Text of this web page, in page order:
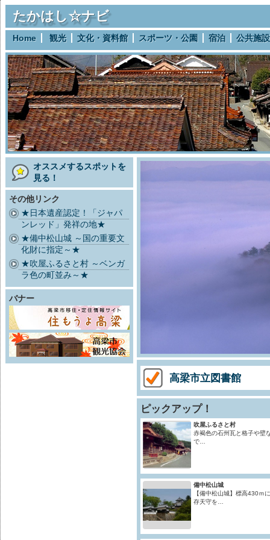
たかはし☆ナビ
Home 観光 文化・資料館 スポーツ・公園 宿泊 公共施設
オススメするスポットを
見る！
その他リンク
★日本遺産認定！「ジャパ
ンレッド」発祥の地★
★備中松山城 ～国の重要文
化財に指定～★
★吹屋ふるさと村 ～ベンガ
ラ色の町並み～★
バナー
高梁市立図書館
ピックアップ！
吹屋ふるさと村
赤褐色の石州瓦と格子や壁
で…
備中松山城
【備中松山城】標高430ｍ
存天守を…